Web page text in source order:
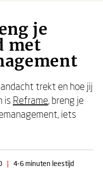
je
met
trekt en hoe jij
is Reframe, breng je
iets
| 4-6 minuten leestijd